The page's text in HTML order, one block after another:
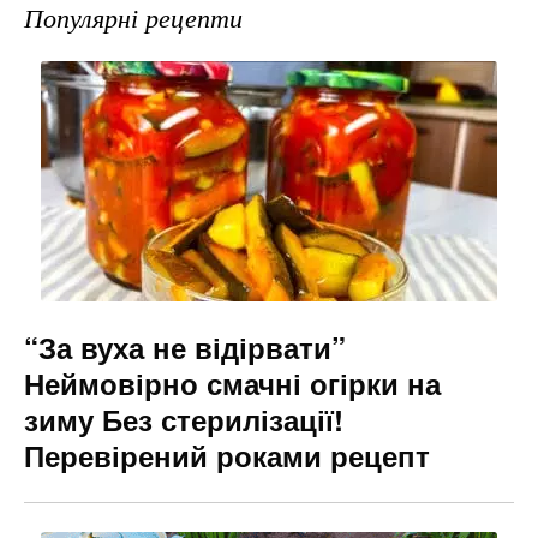
c
e
b
o
o
k
er e
gr
a
m
s
e
n
g
er
l
Популярні рецепти
“За вуха не відірвати”
Неймовірно смачні огірки на
зиму Без стерилізації!
Перевірений роками рецепт